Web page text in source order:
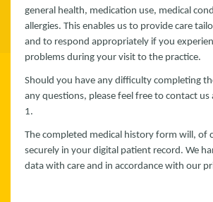
general health, medication use, medical
allergies. This enables us to provide care
and to respond appropriately if you
problems during your visit to the practice.
Should you have any difficulty completing
any questions, please feel free to contact us
1.
The completed medical history form will, of
securely in your digital patient record. We
data with care and in accordance with our